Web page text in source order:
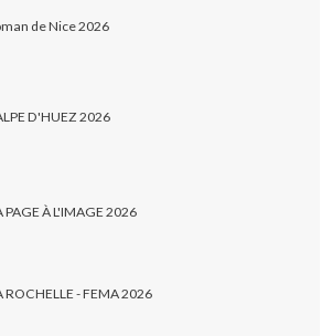
de Nice 2026
D'HUEZ 2026
PAGE À L'IMAGE 2026
ROCHELLE - FEMA 2026